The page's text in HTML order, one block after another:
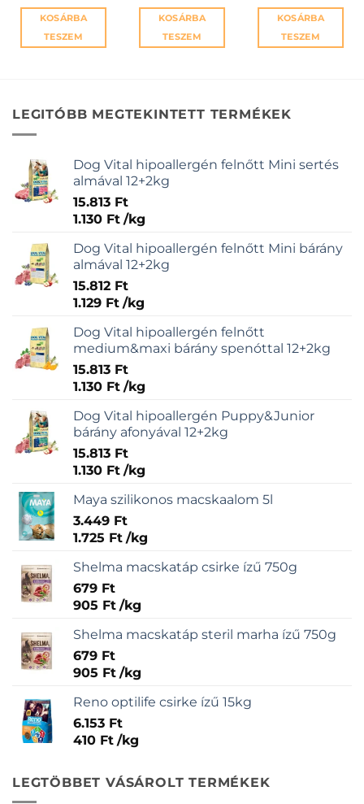
KOSÁRBA
TESZEM
KOSÁRBA
TESZEM
KOSÁRBA
TESZEM
LEGITÓBB MEGTEKINTETT TERMÉKEK
Dog Vital hipoallergén felnőtt Mini sertés
almával 12+2kg
15.813 Ft
1.130 Ft /kg
Dog Vital hipoallergén felnőtt Mini bárány
almával 12+2kg
15.812 Ft
1.129 Ft /kg
Dog Vital hipoallergén felnőtt
medium&maxi bárány spenóttal 12+2kg
15.813 Ft
1.130 Ft /kg
Dog Vital hipoallergén Puppy&Junior
bárány afonyával 12+2kg
15.813 Ft
1.130 Ft /kg
Maya szilikonos macskaalom 5l
3.449 Ft
1.725 Ft /kg
Shelma macskatáp csirke ízű 750g
679 Ft
905 Ft /kg
Shelma macskatáp steril marha ízű 750g
679 Ft
905 Ft /kg
Reno optilife csirke ízű 15kg
6.153 Ft
410 Ft /kg
LEGTÖBBET VÁSÁROLT TERMÉKEK